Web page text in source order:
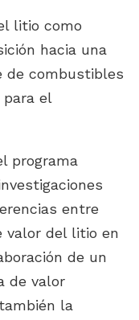
litio como
hacia una
de combustibles
el
programa
entre
valor del litio en
de un
de valor
la